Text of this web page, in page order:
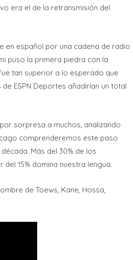
era el de la retransmisión del
en español por una cadena de radio
puso la primera piedra con la
tan superior a lo esperado que
ESPN Deportes añadirían un total
sorpresa a muchos, analizando
comprenderemos este paso
Más del 30% de los
15% domina nuestra lengua.
de Toews, Kane, Hossa,